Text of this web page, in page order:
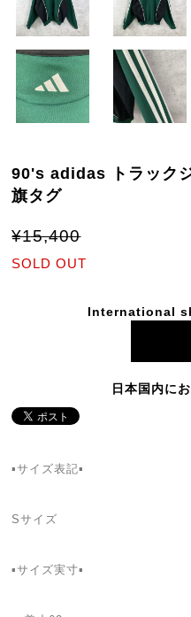
90's adidas トラック
旗タグ
¥15,400
SOLD OUT
International
日本国内に
▪サイズ表記▪
Sサイズ
▪サイズ実寸▪